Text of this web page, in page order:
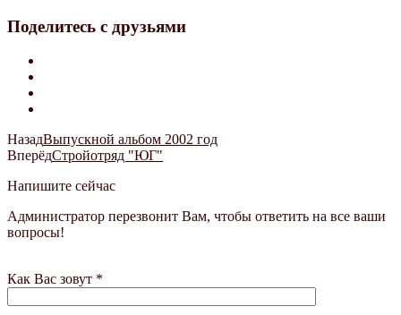
Поделитесь с друзьями
НазадВыпускной альбом 2002 год
ВперёдСтройотряд "ЮГ"
Напишите сейчас
Администратор перезвонит Вам, чтобы ответить на все ваши
вопросы!
Как Вас зовут *